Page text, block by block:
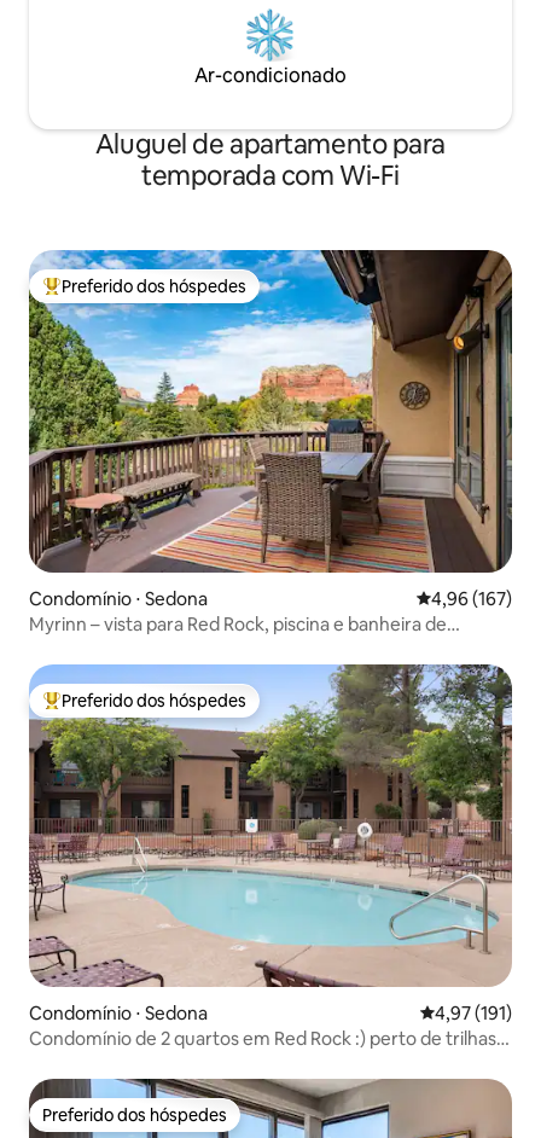
Ar-condicionado
Aluguel de apartamento para
temporada com Wi-Fi
Entre os melhores preferidos dos hóspedes
Preferido dos hóspedes
Condomínio ⋅ Sedona 4,96 de uma
4,96 (167)
Myrinn – vista para Red Rock, piscina e banheira de
Entre os melhores preferidos dos hóspedes
Preferido dos hóspedes
Condomínio ⋅ Sedona 4,97 de uma
4,97 (191)
Condomínio de 2 quartos em Red Rock :) perto de trilhas e
Preferido dos hóspedes
Preferido dos hóspedes